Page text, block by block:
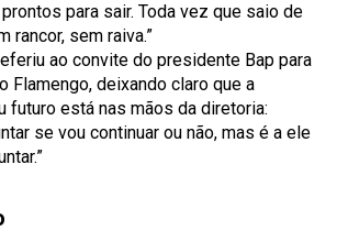
para sair. Toda vez que saio de
rancor, sem raiva.”
ao convite do presidente Bap para
Flamengo, deixando claro que a
futuro está nas mãos da diretoria:
se vou continuar ou não, mas é a ele